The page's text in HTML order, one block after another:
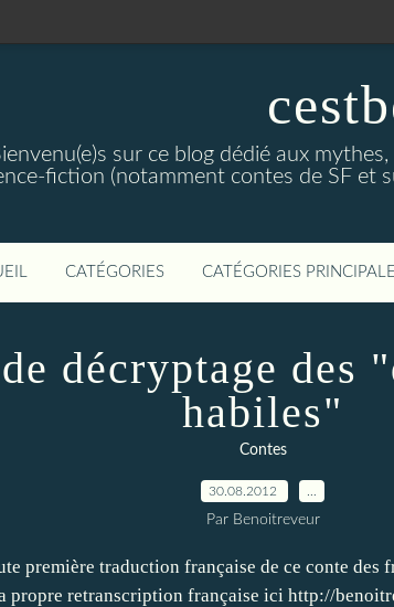
sur ce blog dédié aux
fiction (notamment contes de SF et
CATÉGORIES CATÉGORIES
décryptage des
habiles"
Contes
30.08.2012
Par Benoitreveur
première traduction française de ce conte des
propre retranscription française ici http://